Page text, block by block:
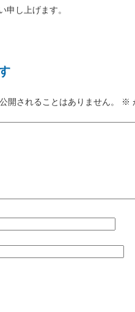
申し上げます。
開されることはありません。 ※